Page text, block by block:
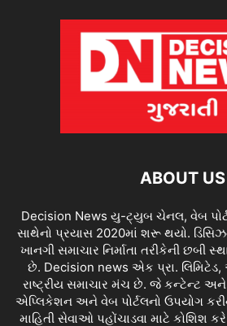
ABOUT US
Decision News યુ-ટ્યુબ ચેનલ, વેબ
સાથેનો પ્રયાસ 2020માં શરૂ થયો.
ખાનગી સમાચાર નિર્માતા તરીકેની છબી
છે. Decision news એક પ્રા. લિમિટેડ,
રાષ્ટ્રીય સમાચાર મંચ છે. જે કન્ટેન્ટ અને
એપ્લિકેશન અને વેબ પોર્ટલનો ઉપયોગ
માહિતી સેવાઓ પહોંચાડવા માટે કોશિશ